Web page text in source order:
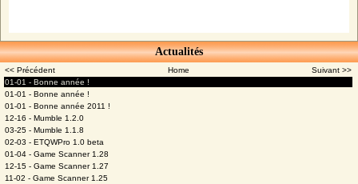
Actualités
<< Précédent Home
Suivant >>
01-01 - Bonne année !
01-01 - Bonne année !
01-01 - Bonne année 2011 !
12-16 - Mumble 1.2.0
03-25 - Mumble 1.1.8
02-03 - ETQWPro 1.0 beta
01-04 - Game Scanner 1.28
12-15 - Game Scanner 1.27
11-02 - Game Scanner 1.25